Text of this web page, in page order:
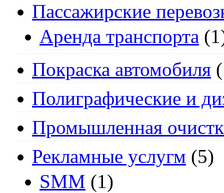
Пассажирские
Аренда транспорта
Покраска автомобиля
Полиграфические и
Промышленная
Рекламные услугм (5)
SMM (1)